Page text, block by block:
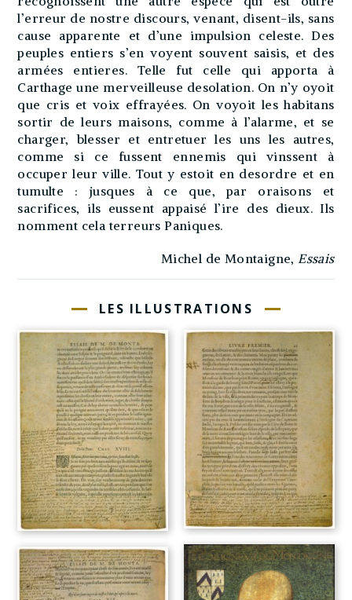
l’erreur de nostre discours, venant, disent-ils, sans
cause apparente et d’une impulsion celeste. Des
peuples entiers s’en voyent souvent saisis, et des
armées entieres. Telle fut celle qui apporta à
Carthage une merveilleuse desolation. On n’y oyoit
que cris et voix effrayées. On voyoit les habitans
sortir de leurs maisons, comme à l’alarme, et se
charger, blesser et entretuer les uns les autres,
comme si ce fussent ennemis qui vinssent à
occuper leur ville. Tout y estoit en desordre et en
tumulte : jusques à ce que, par oraisons et
sacrifices, ils eussent appaisé l’ire des dieux. Ils
nomment cela terreurs Paniques.
Michel de Montaigne, Essais
LES ILLUSTRATIONS